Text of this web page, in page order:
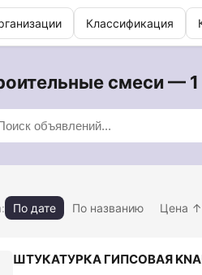
Классификация
смеси — 1
По дате По названию Цена ↑
ШТУКАТУРКА ГИПСОВАЯ